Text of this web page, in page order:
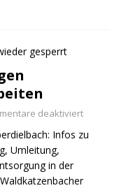
deaktiviert
Infos zu
Umleitung,
in der